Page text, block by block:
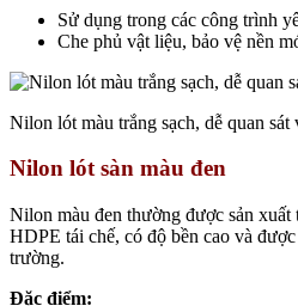
Sử dụng trong các công trình
Che phủ vật liệu, bảo vệ nền
Nilon lót màu trắng sạch, dễ quan sát
Nilon lót sàn màu đen
Nilon màu đen thường được sản xuất
HDPE tái chế, có độ bền cao và
trường.
Đặc điểm: